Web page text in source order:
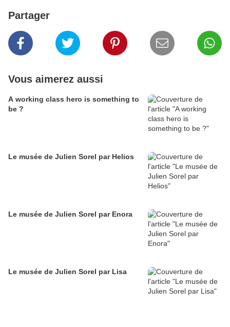
Partager
Vous aimerez aussi
A working class hero is something to
be ?
Le musée de Julien Sorel par Helios
Le musée de Julien Sorel par Enora
Le musée de Julien Sorel par Lisa